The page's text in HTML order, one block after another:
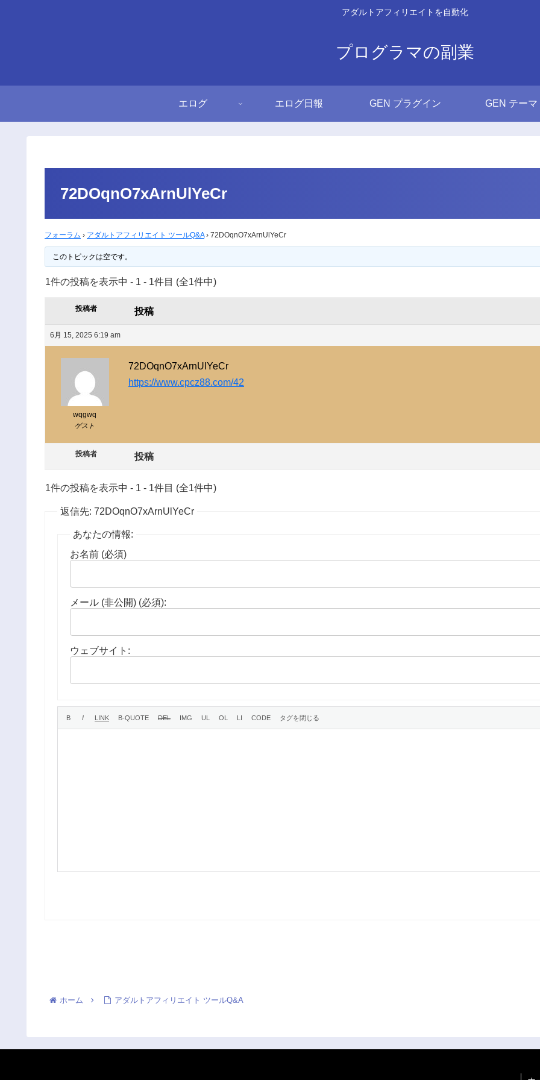
アダルトアフィリエイトを自動化
プログラマの副業
エログ エログ日報 GEN プラグイン GEN テーマ
72DOqnO7xArnUlYeCr
フォーラム › アダルトアフィリエイト ツールQ&A › 72DOqnO7xArnUlYeCr
このトピックは空です。
1件の投稿を表示中 - 1 - 1件目 (全1件中)
投稿者 投稿
6月 15, 2025 6:19 am
wqgwq
ゲスト
72DOqnO7xArnUlYeCr
https://www.cpcz88.com/42
投稿者 投稿
1件の投稿を表示中 - 1 - 1件目 (全1件中)
返信先: 72DOqnO7xArnUlYeCr
あなたの情報:
お名前 (必須)
メール (非公開) (必須):
ウェブサイト:
ホーム アダルトアフィリエイト ツールQ&A